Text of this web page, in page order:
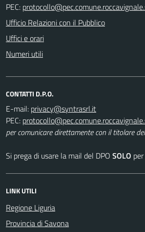
PEC:
Ufficio Relazioni con il Pubblico
Uffici e orari
Numeri utili
CONTATTI D.P.O.
E-mail:
PEC:
per comunicare direttamente con il titolare
Si prega di usare la mail del DPO SOLO
LINK UTILI
Regione Liguria
Provincia di Savona